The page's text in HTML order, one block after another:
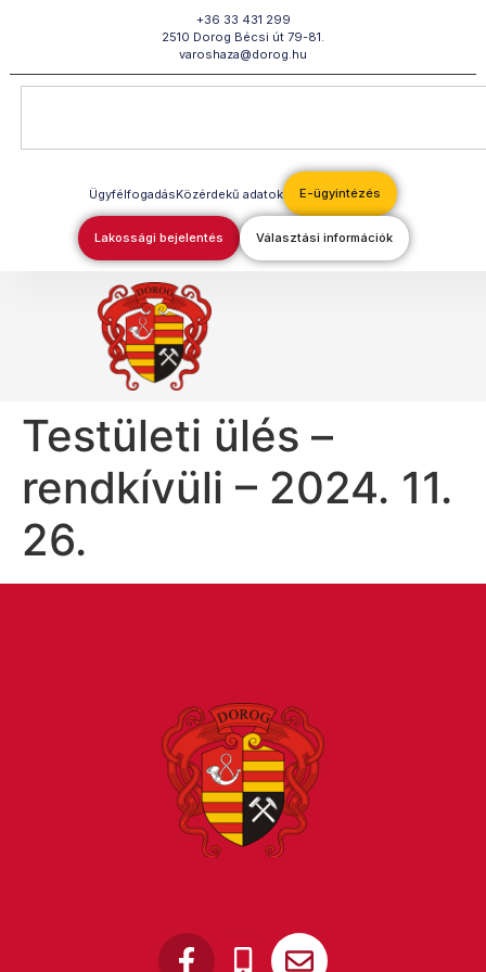
+36 33 431 299
2510 Dorog Bécsi út 79-81.
varoshaza@dorog.hu
ÜgyfélfogadásKözérdekű adatok E-ügyintézés
Lakossági bejelentés Választási információk
Testületi ülés –
rendkívüli – 2024. 11.
26.